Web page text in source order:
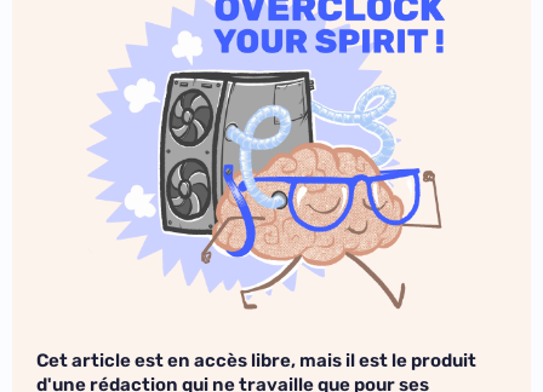
Cet article est en accès libre, mais il est le produit
d'une rédaction qui ne travaille que pour ses